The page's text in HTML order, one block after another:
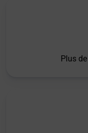
Plus